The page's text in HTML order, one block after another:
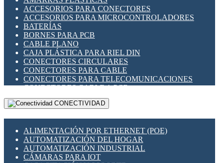
INDICADORES PARA PANEL
INTERFACES DE RELÉ
INTERRUPTORES FIN DE CARRERA
LLAVES CONMUTADORAS
MEDIDORES DE ENERGÍA Y TC'S DE CORRIENTE
MOTORES PASO A PASO
PANTALLAS HMI
PLC -CONTROLADORES LÓGICO PROGRAMABLES
PROGRAMADORES DE HORARIO
RELÉS DE PROTECCIÓN
SENSORES CAPACITIVOS
SENSORES INDUCTIVOS
TEMPORIZADORES
VARIACS
VARIADORES DE FRECUENCIA [VDF]
ACCESORIOS PARA CONECTORES
ACCESORIOS PARA MICROCONTROLADORES
BATERÍAS
BORNES PARA PCB
CABLE PLANO
CAJA PLÁSTICA PARA RIEL DIN
CONECTORES CIRCULARES
CONECTORES PARA CABLE
CONECTORES PARA TELECOMUNICACIONES
CONECTORES CABLE A PCB
CONECTORES PCB A CABLE
DIP SWITCHES
HERRAMIENTAS VARIAS
ILUMINACIÓN LED
INTERRUPTORES REED
INTERFACES DE RELÉ
CONECTIVIDAD
ALIMENTACIÓN POR ETHERNET (POE)
AUTOMATIZACIÓN DEL HOGAR
AUTOMATIZACIÓN INDUSTRIAL
CÁMARAS PARA IOT